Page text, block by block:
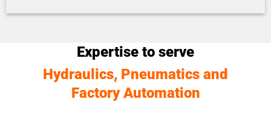
Expertise to serve
Hydraulics, Pneumatics and
Factory Automation